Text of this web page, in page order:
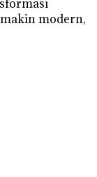
modern,